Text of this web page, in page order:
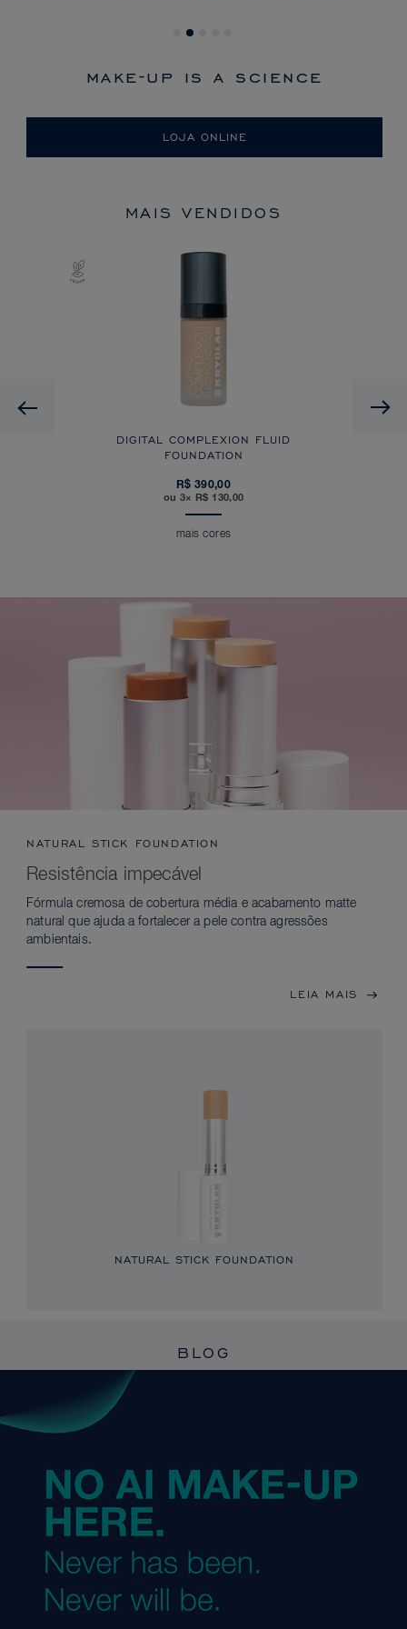
make-up is a science
LOJA ONLINE
MAIS VENDIDOS
Previous
DIGITAL COMPLEXION FLUID
FOUNDATION
R$ 390,00
ou 3× R$ 130,00
mais cores
NATURAL STICK FOUNDATION
Resistência impecável
Fórmula cremosa de cobertura média e acabamento matte
natural que ajuda a fortalecer a pele contra agressões
ambientais.
LEIA MAIS
NATURAL STICK FOUNDATION
BLOG